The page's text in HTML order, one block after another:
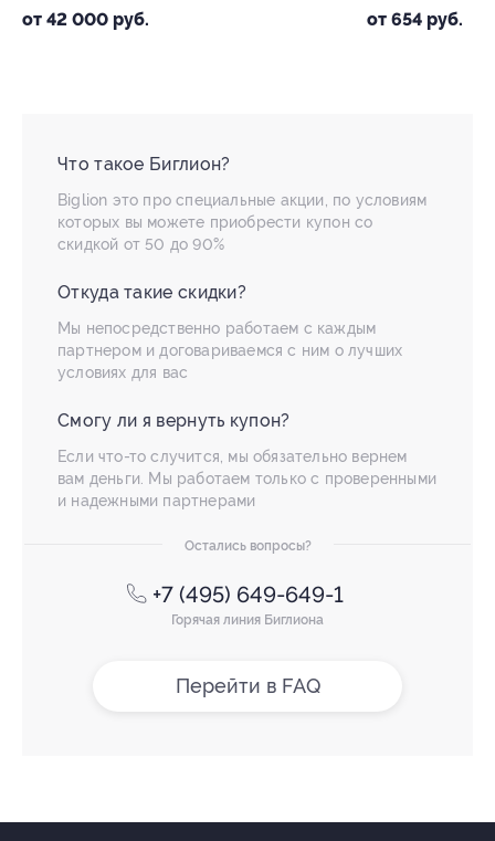
от 42 000 руб. от 654 руб.
Что такое Биглион?
Biglion это про специальные акции, по условиям
которых вы можете приобрести купон со
скидкой от 50 до 90%
Откуда такие скидки?
Мы непосредственно работаем с каждым
партнером и договариваемся с ним о лучших
условиях для вас
Смогу ли я вернуть купон?
Если что-то случится, мы обязательно вернем
вам деньги. Мы работаем только с проверенными
и надежными партнерами
Остались вопросы?
+7 (495) 649-649-1
Горячая линия Биглиона
Перейти в FAQ